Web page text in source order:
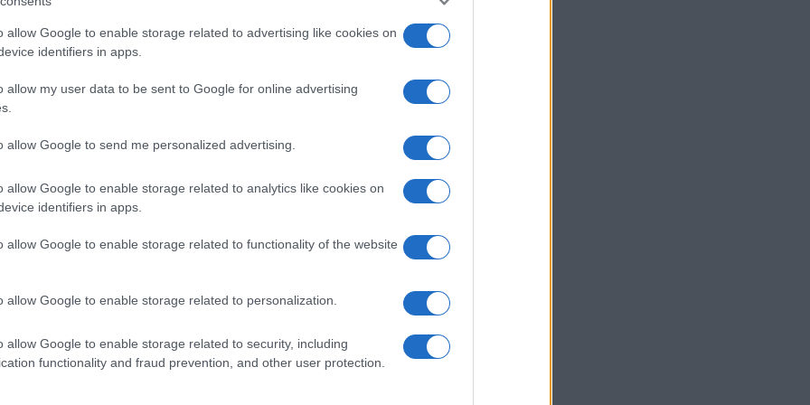
allow Google to enable storage related to advertising like cookies on
identifiers in apps.
allow my user data to be sent to Google for online advertising
allow Google to send me personalized advertising.
allow Google to enable storage related to analytics like cookies on
identifiers in apps.
allow Google to enable storage related to functionality of the website
allow Google to enable storage related to personalization.
allow Google to enable storage related to security, including
functionality and fraud prevention, and other user protection.
sem változott
küldése
3 napot bír